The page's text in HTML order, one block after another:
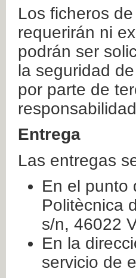
Los ficheros
requerirán ni
podrán ser
la seguridad
por parte de
Entrega
Las entregas
En el punto
Politècnica
s/n, 46022
En la
servicio de